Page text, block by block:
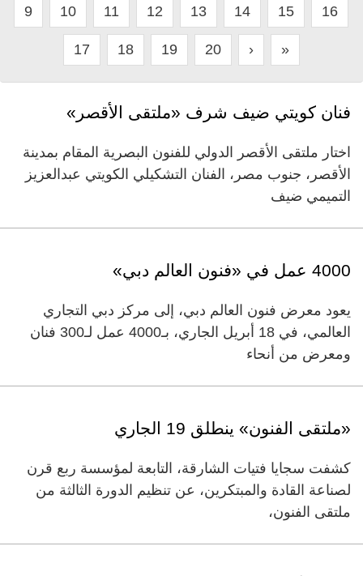
9 10 11 12 13 14 15 16
17 18 19 20 › »
فنان كويتي ضيف شرف «ملتقى الأقصر»
اختار ملتقى الأقصر الدولي للفنون البصرية المقام بمدينة
الأقصر، جنوب مصر، الفنان التشكيلي الكويتي عبدالعزيز
التميمي ضيف
4000 عمل في «فنون العالم دبي»
يعود معرض فنون العالم دبي، إلى مركز دبي التجاري
العالمي، في 18 أبريل الجاري، بـ4000 عمل لـ300 فنان
ومعرض من أنحاء
«ملتقى الفنون» ينطلق 19 الجاري
كشفت سجايا فتيات الشارقة، التابعة لمؤسسة ربع قرن
لصناعة القادة والمبتكرين، عن تنظيم الدورة الثالثة من
ملتقى الفنون،